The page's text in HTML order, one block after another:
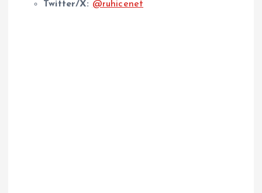
Twitter/X: @ruhicenet